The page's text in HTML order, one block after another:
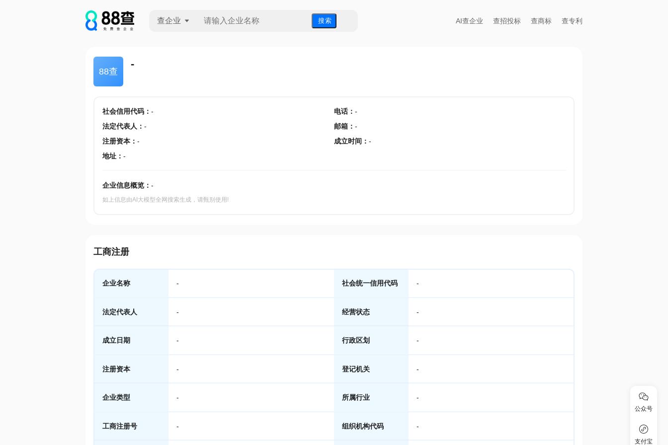
查企业 搜 索 AI查企业 查招投标 查商标 查专利
88查
-
社会信用代码： - 电话： -
法定代表人 ： - 邮箱 ： -
注册资本： - 成立时间 ： -
地址： -
企业信息概览： -
如上信息由AI大模型全网搜索生成，请甄别使用!
工商注册
企业名称 - 社会统一信用代码 -
法定代表人 - 经营状态 -
成立日期 - 行政区划 -
注册资本 - 登记机关 -
企业类型 - 所属行业 -
工商注册号 - 组织机构代码 -
公众号
支付宝